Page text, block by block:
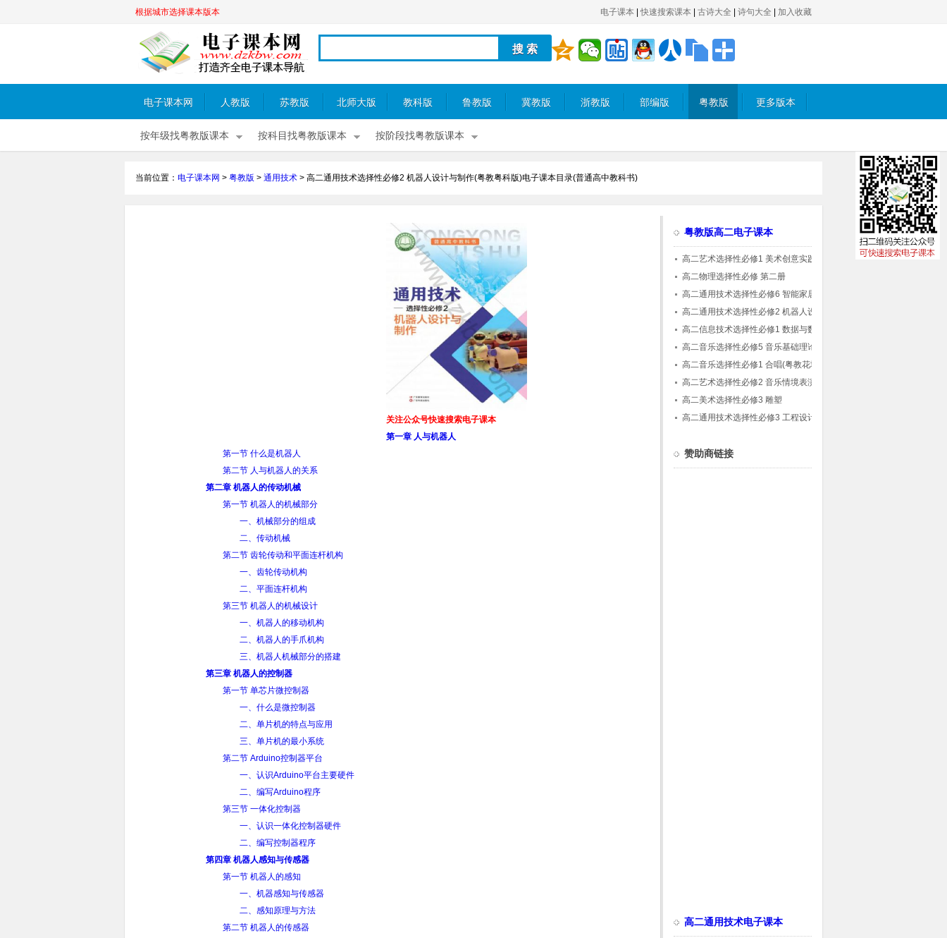
根据城市选择课本版本 电子课本 快速搜索课本 古诗大全 诗句大全 加入收藏
电子课本网 人教版 苏教版 北师大版 教科版 鲁教版 冀教版 浙教版 部编版 粤教版 更多版本
按年级找粤教版课本 按科目找粤教版课本 按阶段找粤教版课本
当前位置： 电子课本网 > 粤教版 > 通用技术 > 高二通用技术选择性必修2 机器人设计与制作(粤教粤科版)电子课本目录(普通高中教科书)
关注公众号快速搜索电子课本
第一章 人与机器人
第一节 什么是机器人
第二节 人与机器人的关系
第二章 机器人的传动机械
第一节 机器人的机械部分
一、机械部分的组成
二、传动机械
第二节 齿轮传动和平面连杆机构
一、齿轮传动机构
二、平面连杆机构
第三节 机器人的机械设计
一、机器人的移动机构
二、机器人的手爪机构
三、机器人机械部分的搭建
第三章 机器人的控制器
第一节 单芯片微控制器
一、什么是微控制器
二、单片机的特点与应用
三、单片机的最小系统
第二节 Arduino控制器平台
一、认识Arduino平台主要硬件
二、编写Arduino程序
第三节 一体化控制器
一、认识一体化控制器硬件
二、编写控制器程序
第四章 机器人感知与传感器
第一节 机器人的感知
一、机器感知与传感器
二、感知原理与方法
第二节 机器人的传感器
粤教版高二电子课本
高二艺术选择性必修1 美术创意实践
高二物理选择性必修 第二册
高二通用技术选择性必修6 智能家居应用设计
(粤教粤科版)
高二通用技术选择性必修2 机器人设计与制作
(粤教粤科版)
高二信息技术选择性必修1 数据与数据结构
高二音乐选择性必修5 音乐基础理论(粤教花
城版)
高二音乐选择性必修1 合唱(粤教花城版)
高二艺术选择性必修2 音乐情境表演
高二美术选择性必修3 雕塑
高二通用技术选择性必修3 工程设计基础(粤
赞助商链接
高二通用技术电子课本